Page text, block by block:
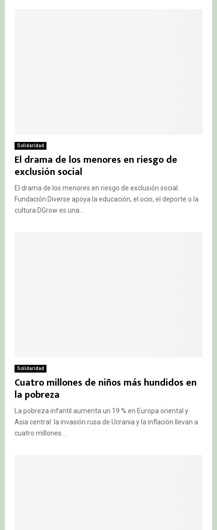
Solidaridad
El drama de los menores en riesgo de
exclusión social
El drama de los menores en riesgo de exclusión social.
Fundación Diverse apoya la educación, el ocio, el deporte o la
cultura DGrow es una...
Solidaridad
Cuatro millones de niños más hundidos en
la pobreza
La pobreza infantil aumenta un 19 % en Europa oriental y
Asia central: la invasión rusa de Ucrania y la inflación llevan a
cuatro millones...